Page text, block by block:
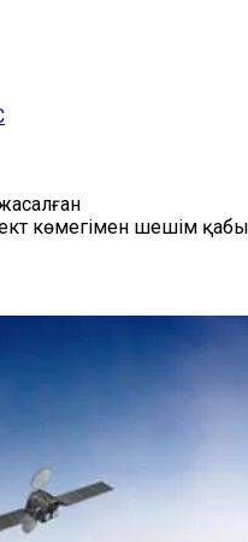
көмегімен шешім